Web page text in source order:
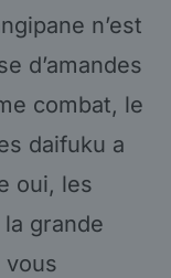
n’est
d’amandes
combat, le
daifuku a
oui, les
grande
vous